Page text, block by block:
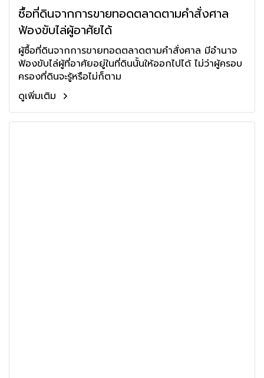
ซื้อที่ดินจากการขายทอดตลาดตามคำสั่งศาล
ฟ้องขับไล่ผู้อาศัยได้
ผู้ซื้อที่ดินจากการขายทอดตลาดตามคำสั่งศาล มีอำนาจ
ฟ้องขับไล่ผู้ที่อาศัยอยู่ในที่ดินนั้นให้ออกไปได้ ไม่ว่าผู้ครอบ
ครองที่ดินจะรู้หรือไม่ก็ตาม
ดูเพิ่มเติม